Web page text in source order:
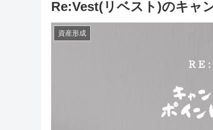
Re:Vest(リベスト)のキャ
資産形成